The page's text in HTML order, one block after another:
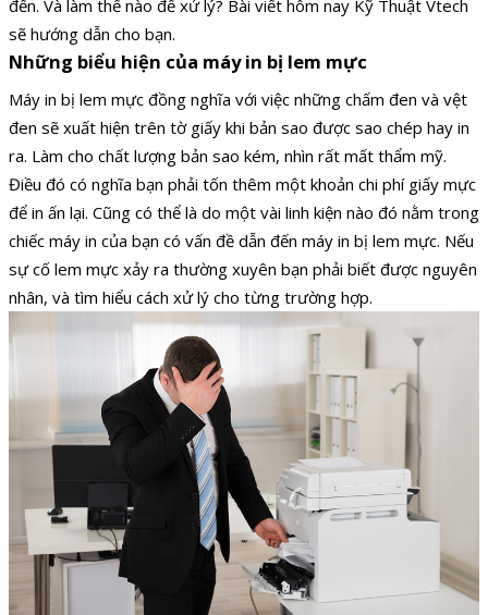
đến. Và làm thế nào để xử lý? Bài viết hôm nay Kỹ Thuật Vtech
sẽ hướng dẫn cho bạn.
Những biểu hiện của máy in bị lem mực
Máy in bị lem mực đồng nghĩa với việc những chấm đen và vệt
đen sẽ xuất hiện trên tờ giấy khi bản sao được sao chép hay in
ra. Làm cho chất lượng bản sao kém, nhìn rất mất thẩm mỹ.
Điều đó có nghĩa bạn phải tốn thêm một khoản chi phí giấy mực
để in ấn lại. Cũng có thể là do một vài linh kiện nào đó nằm trong
chiếc máy in của bạn có vấn đề dẫn đến máy in bị lem mực. Nếu
sự cố lem mực xảy ra thường xuyên bạn phải biết được nguyên
nhân, và tìm hiểu cách xử lý cho từng trường hợp.